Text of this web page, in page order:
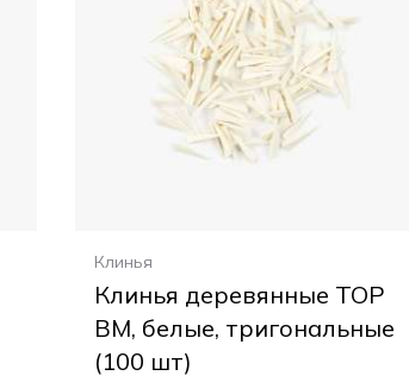
Клинья
Клинья деревянные ТОР
ВМ, белые, тригональные
(100 шт)